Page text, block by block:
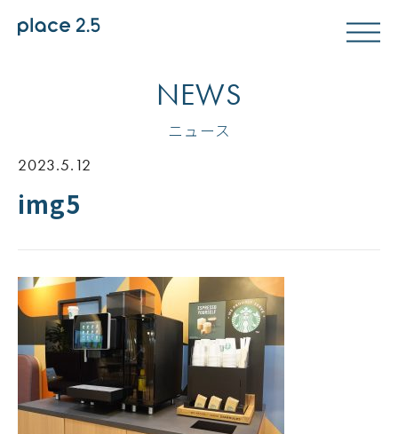
NEWS
ニュース
2023.5.12
img5